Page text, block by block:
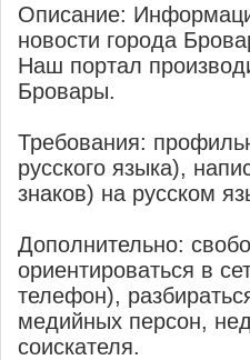
Описание:
новости города
Наш портал
Бровары.
Требования:
русского языка),
знаков) на русском
Дополнительно:
ориентироваться в
телефон),
медийных персон,
соискателя.